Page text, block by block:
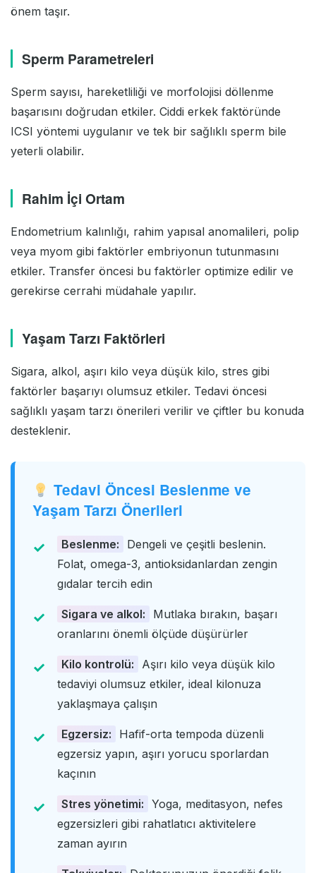
önem taşır.
Sperm Parametreleri
Sperm sayısı, hareketliliği ve morfolojisi döllenme
başarısını doğrudan etkiler. Ciddi erkek faktöründe
ICSI yöntemi uygulanır ve tek bir sağlıklı sperm bile
yeterli olabilir.
Rahim İçi Ortam
Endometrium kalınlığı, rahim yapısal anomalileri, polip
veya myom gibi faktörler embriyonun tutunmasını
etkiler. Transfer öncesi bu faktörler optimize edilir ve
gerekirse cerrahi müdahale yapılır.
Yaşam Tarzı Faktörleri
Sigara, alkol, aşırı kilo veya düşük kilo, stres gibi
faktörler başarıyı olumsuz etkiler. Tedavi öncesi
sağlıklı yaşam tarzı önerileri verilir ve çiftler bu konuda
desteklenir.
Tedavi Öncesi Beslenme ve
Yaşam Tarzı Önerileri
Beslenme:
Dengeli ve çeşitli beslenin.
Folat, omega-3, antioksidanlardan zengin
gıdalar tercih edin
Sigara ve alkol:
Mutlaka bırakın, başarı
oranlarını önemli ölçüde düşürürler
Kilo kontrolü:
Aşırı kilo veya düşük kilo
tedaviyi olumsuz etkiler, ideal kilonuza
yaklaşmaya çalışın
Egzersiz:
Hafif-orta tempoda düzenli
egzersiz yapın, aşırı yorucu sporlardan
kaçının
Stres yönetimi: Yoga, meditasyon, nefes
egzersizleri gibi rahatlatıcı aktivitelere
zaman ayırın